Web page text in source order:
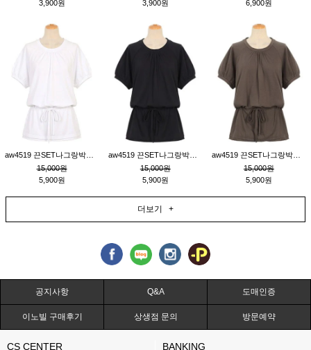
3,900원
3,900원
6,900원
15,000원
5,900원
15,000원
5,900원
15,000원
5,900원
더보기 +
공지사항 Q&A 도매인증
이노빌 구매후기 상생점 문의 방문예약
CS CENTER BANKING